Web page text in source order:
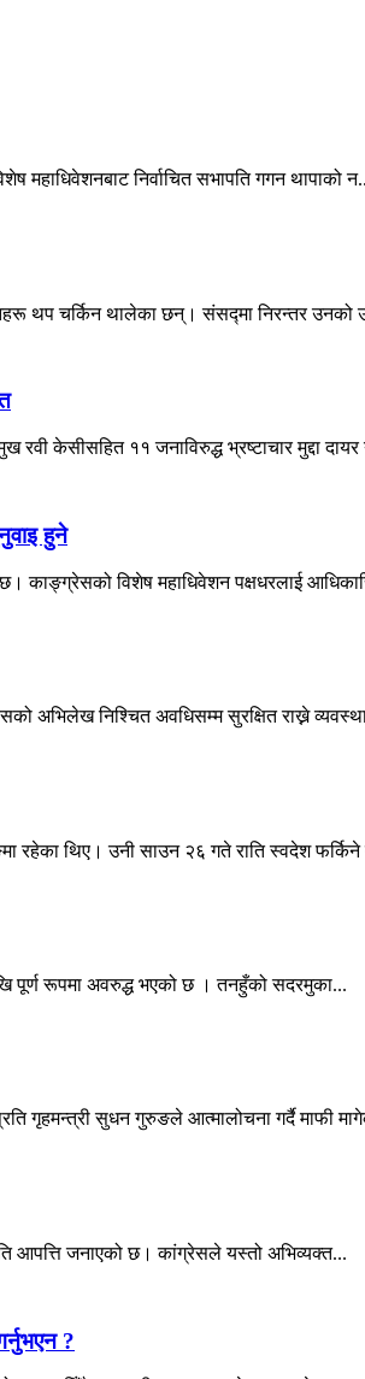
महाधिवेशनबाट निर्वाचित सभापति गगन थापाको
थप चर्किन थालेका छन्। संसद्मा निरन्तर उनको
केसीसहित ११ जनाविरुद्ध भ्रष्टाचार मुद्दा
हुने
काङ्ग्रेसको विशेष महाधिवेशन पक्षधरलाई
अभिलेख निश्चित अवधिसम्म सुरक्षित राख्ने
रहेका थिए। उनी साउन २६ गते राति स्वदेश
पूर्ण रूपमा अवरुद्ध भएको छ । तनहुँको सदरमुका...
गृहमन्त्री सुधन गुरुङले आत्मालोचना गर्दै माफी
आपत्ति जनाएको छ। कांग्रेसले यस्तो अभिव्यक्त...
?